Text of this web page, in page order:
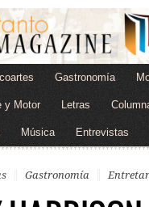
Gastronomía
y Motor Letras
Música Entrevistas
Gastronomía